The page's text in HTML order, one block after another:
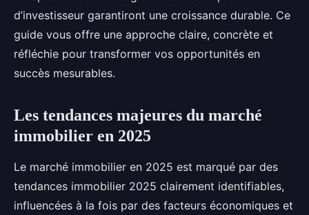
d’investisseur garantiront une croissance durable. Ce
guide vous offre une approche claire, concrète et
réfléchie pour transformer vos opportunités en
succès mesurables.
Les tendances majeures du marché
immobilier en 2025
Le marché immobilier en 2025 est marqué par des
tendances immobilier 2025 clairement identifiables,
influencées à la fois par des facteurs économiques et